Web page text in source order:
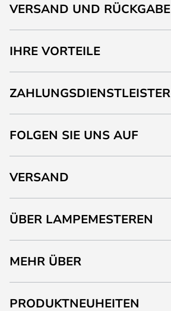
VERSAND UND RÜCKGABE
IHRE VORTEILE
ZAHLUNGSDIENSTLEISTER
FOLGEN SIE UNS AUF
VERSAND
ÜBER LAMPEMESTEREN
MEHR ÜBER
PRODUKTNEUHEITEN